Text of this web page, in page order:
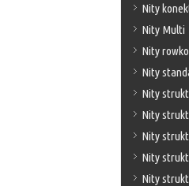
Nity
Nity Multi
Nity
Nity
Nity
Nity
Nity
Nity
Nity